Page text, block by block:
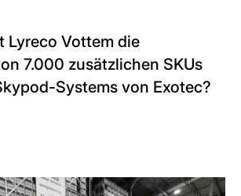
Lyreco Vottem die
7.000 zusätzlichen SKUs
Systems von Exotec?